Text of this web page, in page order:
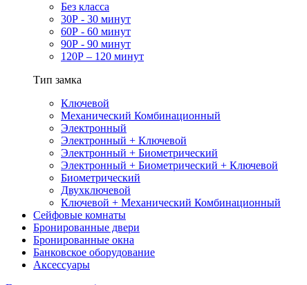
Без класса
30Р - 30 минут
60Р - 60 минут
90Р - 90 минут
120Р – 120 минут
Тип замка
Ключевой
Механический Комбинационный
Электронный
Электронный + Ключевой
Электронный + Биометрический
Электронный + Биометрический + Ключевой
Биометрический
Двухключевой
Ключевой + Механический Комбинационный
Сейфовые комнаты
Бронированные двери
Бронированные окна
Банковское оборудование
Аксессуары